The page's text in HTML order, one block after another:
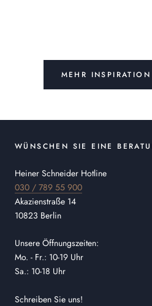
MEHR
WÜNSCHEN SIE EINE
Heiner Schneider Hotline
030 / 789 55 900
Akazienstraße 14
10823 Berlin
Unsere Öffnungszeiten:
Mo. - Fr.: 10-19 Uhr
Sa.: 10-18 Uhr
Schreiben Sie uns!